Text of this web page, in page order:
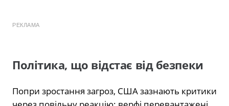
РЕКЛАМА
Політика, що відстає від безпеки
Попри зростання загроз, США зазнають критики